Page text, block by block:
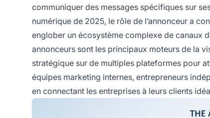
communiquer des messages spécifiques sur
numérique de 2025, le rôle de l’annonceur a
englober un écosystème complexe de canaux
annonceurs sont les principaux moteurs de la
stratégique sur de multiples plateformes pour
équipes marketing internes, entrepreneurs
en connectant les entreprises à leurs clients